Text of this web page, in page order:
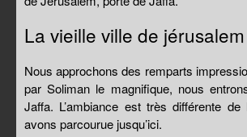
La vieille ville de jérusalem
Nous approchons des remparts
par Soliman le magnifique, nous
Jaffa. L’ambiance est très différente
avons parcourue jusqu’ici.